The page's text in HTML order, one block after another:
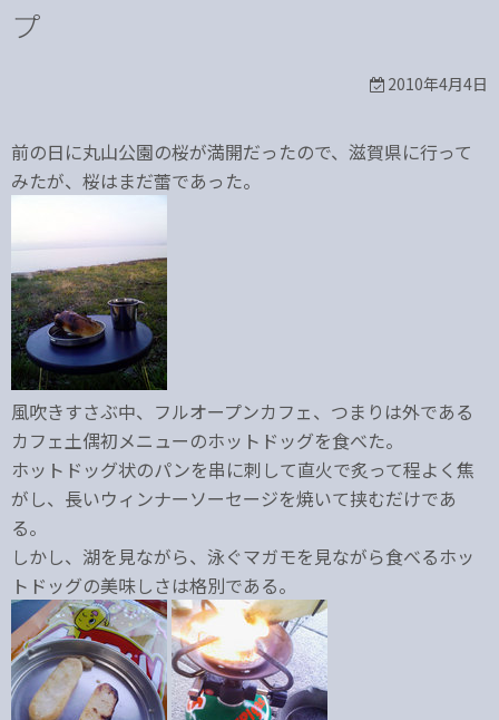
プ
2010年4月4日
前の日に丸山公園の桜が満開だったので、滋賀県に行って
みたが、桜はまだ蕾であった。
風吹きすさぶ中、フルオープンカフェ、つまりは外である
カフェ土偶初メニューのホットドッグを食べた。
ホットドッグ状のパンを串に刺して直火で炙って程よく焦
がし、長いウィンナーソーセージを焼いて挟むだけであ
る。
しかし、湖を見ながら、泳ぐマガモを見ながら食べるホッ
トドッグの美味しさは格別である。